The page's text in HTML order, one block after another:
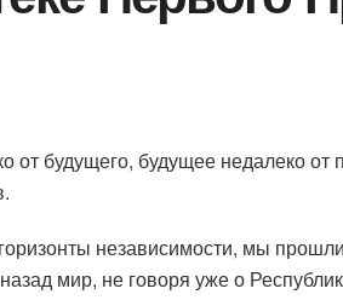
будущего, будущее недалеко
независимости, мы
мир, не говоря уже о